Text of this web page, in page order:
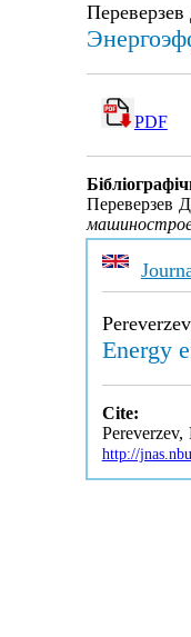
PDF
Переверзев
Energy
Cite:
http://